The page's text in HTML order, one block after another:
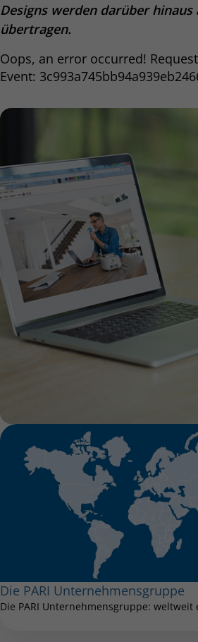
Designs werden darüber
übertragen.
Oops, an error occurred!
Event:
Die PARI Unternehmensgruppe
Die PARI Unternehmensgruppe: weltweit